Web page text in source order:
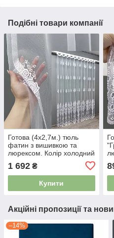
Подібні товари компанії
Готова (4х2,7м.) тюль
фатин з вишивкою та
люрексом. Колір холодний
білий. Код 1571т 42-1190
5233457
1 692 ₴
Купити
Акційні пропозиції та
–14%